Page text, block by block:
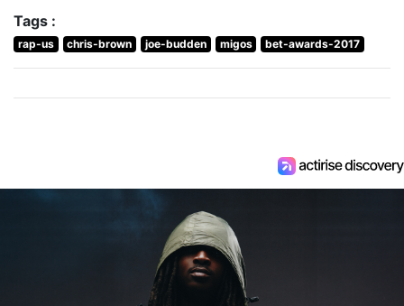
Tags :
rap-us chris-brown joe-budden migos bet-awards-2017